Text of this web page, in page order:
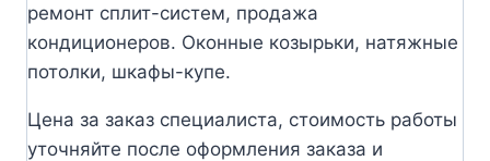
ремонт сплит-систем, продажа
кондиционеров. Оконные козырьки, натяжные
потолки, шкафы-купе.
Цена за заказ специалиста, стоимость работы
уточняйте после оформления заказа и